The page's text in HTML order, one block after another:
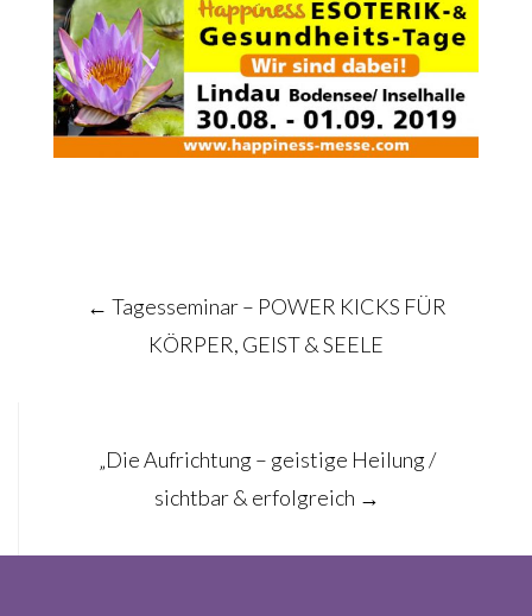
navigation
← Tagesseminar – POWER KICKS FÜR
KÖRPER, GEIST & SEELE
„Die Aufrichtung – geistige Heilung /
sichtbar & erfolgreich →